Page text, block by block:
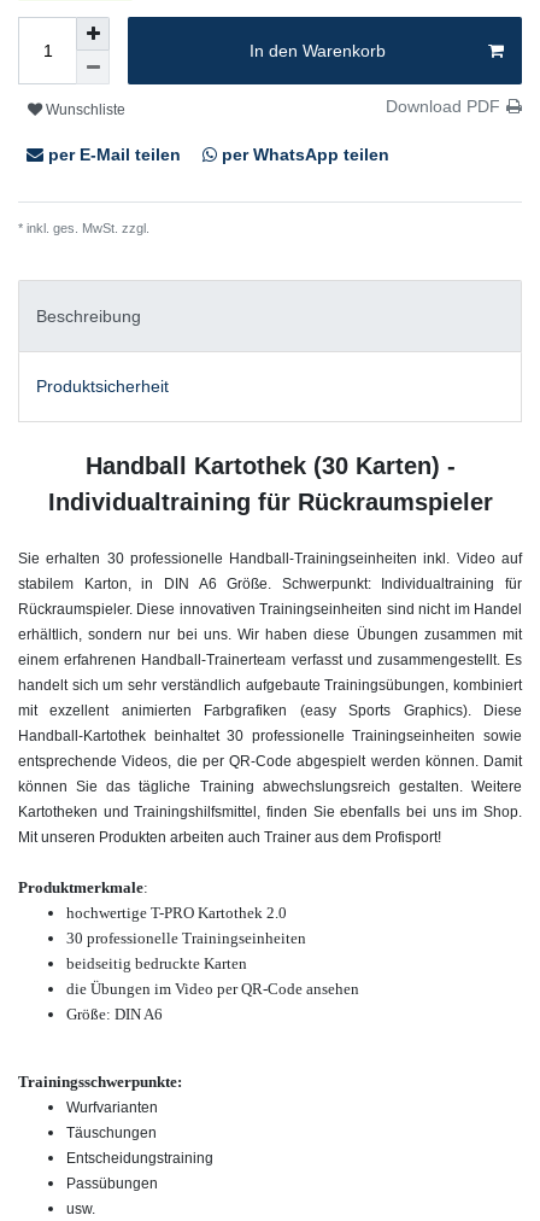
In den Warenkorb
Wunschliste Download PDF
per E-Mail teilen per WhatsApp teilen
* inkl. ges. MwSt. zzgl.
Beschreibung
Produktsicherheit
Handball Kartothek (30 Karten) -
Individualtraining für Rückraumspieler
Sie erhalten 30 professionelle Handball-Trainingseinheiten inkl. Video auf
stabilem Karton, in DIN A6 Größe. Schwerpunkt: Individualtraining für
Rückraumspieler. Diese innovativen Trainingseinheiten sind nicht im Handel
erhältlich, sondern nur bei uns. Wir haben diese Übungen zusammen mit
einem erfahrenen Handball-Trainerteam verfasst und zusammengestellt. Es
handelt sich um sehr verständlich aufgebaute Trainingsübungen, kombiniert
mit exzellent animierten Farbgrafiken (easy Sports Graphics). Diese
Handball-Kartothek beinhaltet 30 professionelle Trainingseinheiten sowie
entsprechende Videos, die per QR-Code abgespielt werden können. Damit
können Sie das tägliche Training abwechslungsreich gestalten. Weitere
Kartotheken und Trainingshilfsmittel, finden Sie ebenfalls bei uns im Shop.
Mit unseren Produkten arbeiten auch Trainer aus dem Profisport!
Produktmerkmale:
hochwertige T-PRO Kartothek 2.0
30 professionelle Trainingseinheiten
beidseitig bedruckte Karten
die Übungen im Video per QR-Code ansehen
Größe: DIN A6
Trainingsschwerpunkte:
Wurfvarianten
Täuschungen
Entscheidungstraining
Passübungen
usw.